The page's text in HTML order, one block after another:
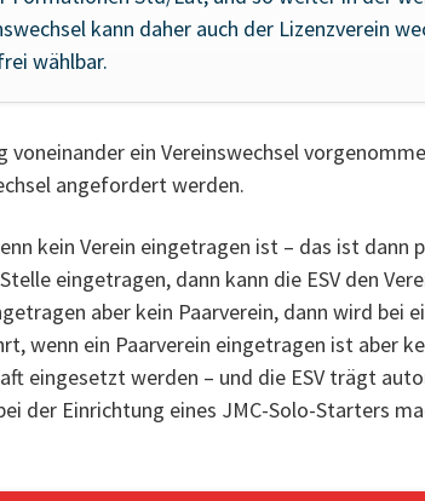
kann daher auch der Lizenzverein
wählbar.
ein Vereinswechsel
angefordert werden.
kein Verein eingetragen ist – das ist dann
eingetragen, dann kann die ESV den
aber kein Paarverein, dann wird bei
wenn ein Paarverein eingetragen ist aber
eingesetzt werden – und die ESV trägt
der Einrichtung eines JMC-Solo-Starters